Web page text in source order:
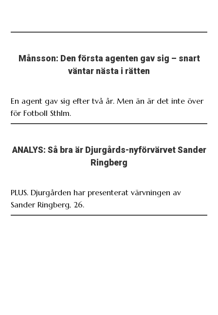
Månsson: Den första agenten gav sig – snart
väntar nästa i rätten
En agent gav sig efter två år. Men än är det inte över
för Fotboll Sthlm.
ANALYS: Så bra är Djurgårds-nyförvärvet Sander
Ringberg
PLUS. Djurgården har presenterat värvningen av
Sander Ringberg, 26.